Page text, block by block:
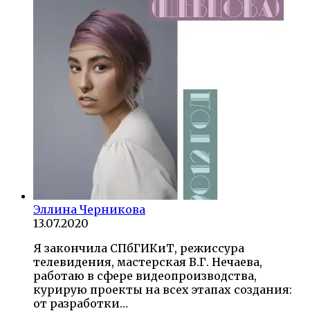
Эллина Черникова
13.07.2020
Я закончила СПбГИКиТ, режиссура
телевидения, мастерская В.Г. Нечаева,
работаю в сфере видеопроизводства,
курирую проекты на всех этапах создания:
от разработки…